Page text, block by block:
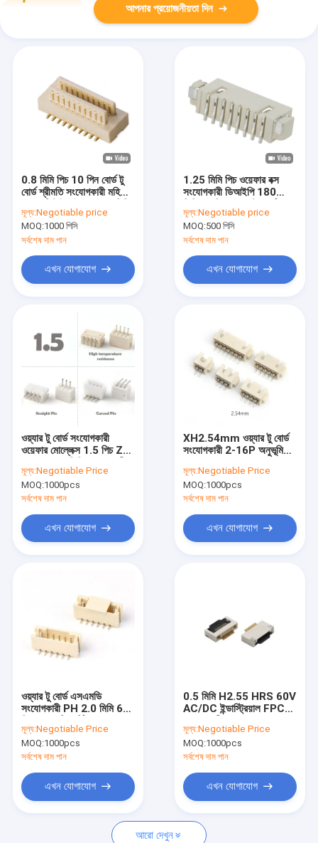
ভিডিও
আমাদের সম্বন্ধে
গুণমান নিয়ন্ত্রণ
আমাদের সাথে যোগাযোগ
খবর
আপনার প্রয়োজনীয়তা দিন
0.8 মিমি পিচ 10 পিন বোর্ড টু
বোর্ড শ্রীমতি সংযোগকারী মহিলা
মূল্য:Negotiable price
MOQ:1000 পিসি
সর্বশেষ দাম পান
এখন যোগাযোগ
1.25 মিমি পিচ ওয়েফার বক্স
সংযোগকারী ডিআইপি 180
সংযোগকারী
মূল্য:Negotiable price
MOQ:500 পিসি
সর্বশেষ দাম পান
এখন যোগাযোগ
ওয়্যার টু বোর্ড সংযোগকারী
ওয়েফার মোল্লেক্স 1.5 পিচ ZH
মূল্য:Negotiable Price
MOQ:1000pcs
সর্বশেষ দাম পান
এখন যোগাযোগ
XH2.54mm ওয়্যার টু বোর্ড
সংযোগকারী 2-16P অনুভূমিক
সংযোগকারী
মূল্য:Negotiable Price
MOQ:1000pcs
সর্বশেষ দাম পান
এখন যোগাযোগ
ওয়্যার টু বোর্ড এসএমডি
সংযোগকারী PH 2.0 মিমি 6
সংযোগকারী কভার সহ
মূল্য:Negotiable Price
MOQ:1000pcs
সর্বশেষ দাম পান
এখন যোগাযোগ
0.5 মিমি H2.55 HRS 60V
AC/DC ইন্ডাস্ট্রিয়াল FPC
মূল্য:Negotiable Price
MOQ:1000pcs
সর্বশেষ দাম পান
এখন যোগাযোগ
আরো দেখুন